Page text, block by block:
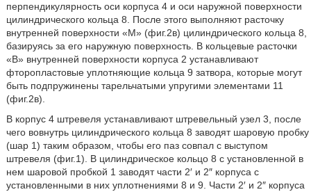
перпендикулярность оси корпуса 4 и оси наружной поверхности
цилиндрического кольца 8. После этого выполняют расточку
внутренней поверхности «М» (фиг.2в) цилиндрического кольца 8,
базируясь за его наружную поверхность. В кольцевые расточки
«В» внутренней поверхности корпуса 2 устанавливают
фторопластовые уплотняющие кольца 9 затвора, которые могут
быть подпружинены тарельчатыми упругими элементами 11
(фиг.2в).
В корпус 4 штревеля устанавливают штревельный узел 3, после
чего вовнутрь цилиндрического кольца 8 заводят шаровую пробку
(шар 1) таким образом, чтобы его паз совпал с выступом
штревеля (фиг.1). В цилиндрическое кольцо 8 с установленной в
нем шаровой пробкой 1 заводят части 2′ и 2″ корпуса с
установленными в них уплотнениями 8 и 9. Части 2′ и 2″ корпуса